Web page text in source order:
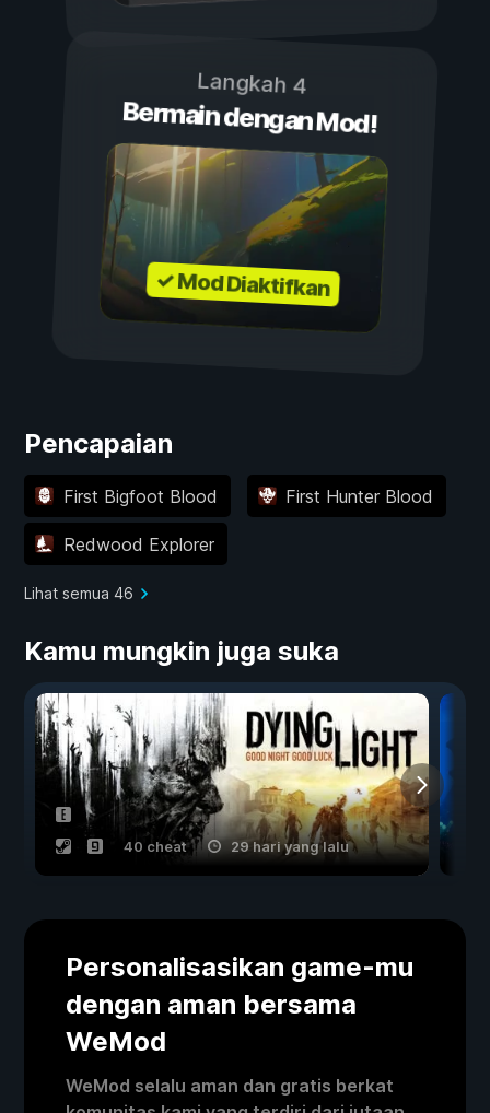
Langkah 4
Bermain dengan Mod!
✓ Mod Diaktifkan
Pencapaian
First Bigfoot Blood First Hunter Blood
Redwood Explorer
Lihat semua 46
Kamu mungkin juga suka
40 cheat 29 hari yang lalu
Personalisasikan game-mu
dengan aman bersama
WeMod
WeMod selalu aman dan gratis berkat